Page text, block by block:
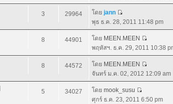
3 29964 โดย jann
พุธ ธ.ค. 28, 2011 11:48 pm
8 44901 โดย MEEN.MEEN
พฤหัสฯ. ธ.ค. 29, 2011 10:38
8 44572 โดย MEEN.MEEN
จันทร์ ม.ค. 02, 2012 12:09 am
5 34027 โดย mook_susu
ศุกร์ ธ.ค. 23, 2011 6:50 pm